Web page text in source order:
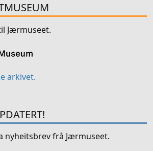
Jærmuseet.
arkivet.
nyheitsbrev frå Jærmuseet.